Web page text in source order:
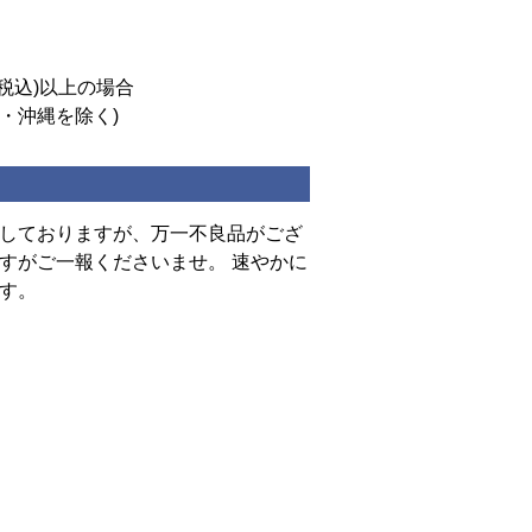
込)以上の場合
沖縄を除く)
ておりますが、万一不良品がござ
がご一報くださいませ。 速やかに
。